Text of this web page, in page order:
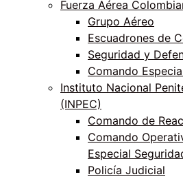
Fuerza Aérea
Grupo Aéreo
Escuadrones de
Seguridad y
Comando
Instituto Nacional
(INPEC)
Comando de
Comando
Especial
Policía Judicial